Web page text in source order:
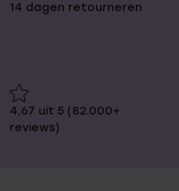
14 dagen retourneren
4,67 uit 5 (82.000+
reviews)